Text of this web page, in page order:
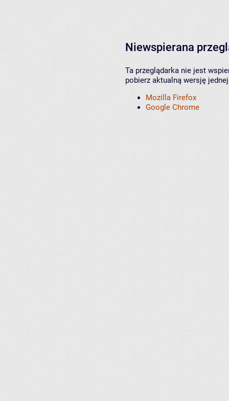
Niewspierana
Ta przeglądarka nie jest
pobierz aktualną wersję
Mozilla Firefox
Google Chrome